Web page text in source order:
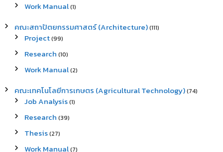
Work Manual(1)
คณะสถาปัตยกรรมศาสตร์ (Architecture)(111)
Project(99)
Research (10)
Work Manual(2)
คณะเทคโนโลยีการเกษตร (Agricultural Technology)(74)
Job Analysis(1)
Research (39)
Thesis(27)
Work Manual(7)